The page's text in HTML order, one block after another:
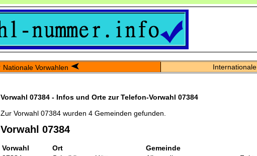
Nationale Vorwahlen
Vorwahl 07384 - Infos und Orte zur Telefon-Vorwahl 07384
Zur Vorwahl 07384 wurden 4 Gemeinden gefunden.
Vorwahl 07384
Vorwahl Ort
Gemeinde